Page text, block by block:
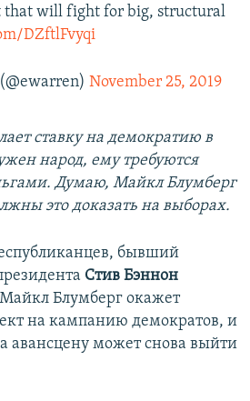
that will fight for big, structural
DZftlFvyqi
November 25, 2019
ставку на демократию в
народ, ему требуются
Думаю, Майкл Блумберг
это доказать на выборах.
бывший
Стив Бэннон
Блумберг окажет
на кампанию демократов, и
авансцену может снова выйти